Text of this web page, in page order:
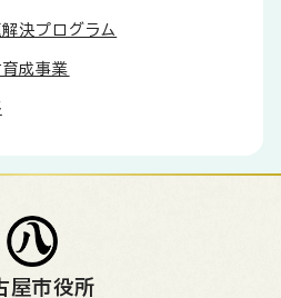
決プログラム
成事業
屋市役所